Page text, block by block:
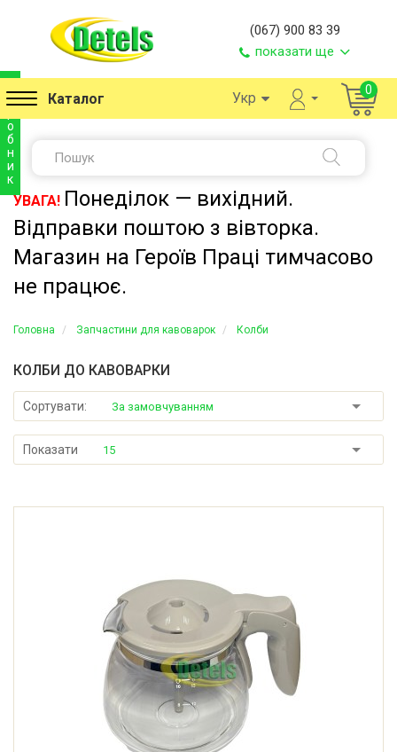
(067) 900 83 39
показати ще
Каталог Укр 0
УВАГА! Понеділок — вихідний.
Відправки поштою з вівторка.
Магазин на Героїв Праці тимчасово
не працює.
Головна Запчастини для кавоварок Колби
КОЛБИ ДО КАВОВАРКИ
Сортувати: За замовчуванням
Показати 15
и
о
б
н
и
к